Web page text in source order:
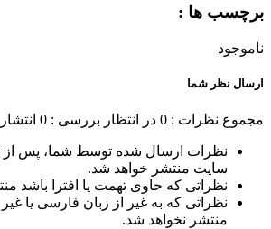
برچسب ها :
ناموجود
ارسال نظر شما
مجموع نظرات : 0 در انتظار بررسی : 0
نظرات ارسال شده توسط شما، پس از
سایت منتشر خواهد شد.
نظراتی که حاوی تهمت یا افترا باشد
نظراتی که به غیر از زبان فارسی یا
منتشر نخواهد شد.